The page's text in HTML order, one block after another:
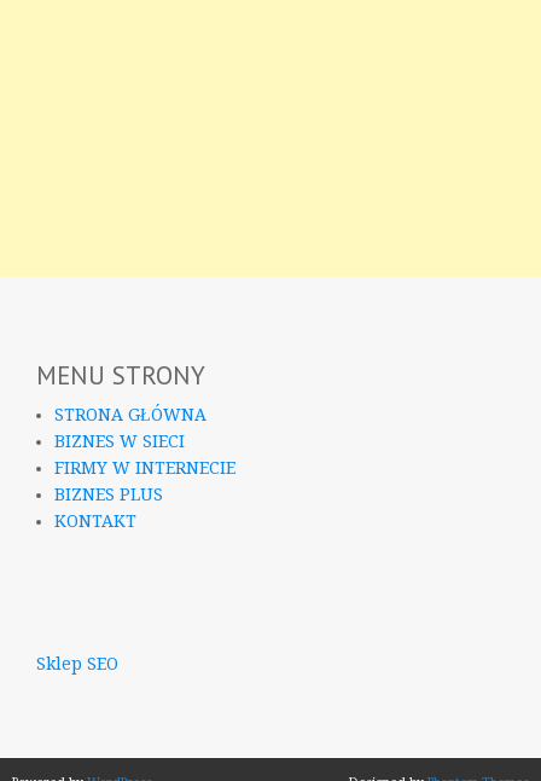
MENU STRONY
STRONA GŁÓWNA
BIZNES W SIECI
FIRMY W INTERNECIE
BIZNES PLUS
KONTAKT
Sklep SEO